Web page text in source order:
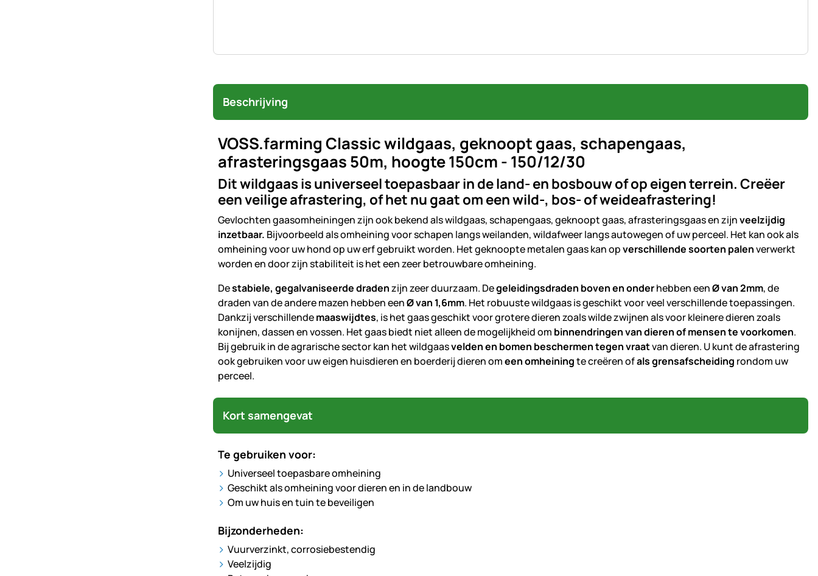
Beschrijving
VOSS.farming Classic wildgaas, geknoopt gaas, schapengaas,
afrasteringsgaas 50m, hoogte 150cm - 150/12/30
Dit wildgaas is universeel toepasbaar in de land- en bosbouw of op eigen terrein. Creëer
een veilige afrastering, of het nu gaat om een wild-, bos- of weideafrastering!
Gevlochten gaasomheiningen zijn ook bekend als wildgaas, schapengaas, geknoopt gaas, afrasteringsgaas en zijnveelzijdig
inzetbaar. Bijvoorbeeld als omheining voor schapen langs weilanden, wildafweer langs autowegen of uw perceel. Het kan ook als
omheining voor uw hond op uw erf gebruikt worden. Het geknoopte metalen gaas kan opverschillende soorten palenverwerkt
worden en door zijn stabiliteit is het een zeer betrouwbare omheining.
Destabiele, gegalvaniseerde dradenzijn zeer duurzaam. Degeleidingsdraden boven en onderhebben eenØ van 2mm, de
draden van de andere mazen hebben eenØ van 1,6mm. Het robuuste wildgaas is geschikt voor veel verschillende toepassingen.
Dankzij verschillendemaaswijdtes, is het gaas geschikt voor grotere dieren zoals wilde zwijnen als voor kleinere dieren zoals
konijnen, dassen en vossen. Het gaas biedt niet alleen de mogelijkheid om binnendringen van dieren of mensen te voorkomen.
Bij gebruik in de agrarische sector kan het wildgaasvelden en bomen beschermen tegen vraatvan dieren. U kunt de afrastering
ook gebruiken voor uw eigen huisdieren en boerderij dieren omeen omheiningte creëren ofals grensafscheiding rondom uw
perceel.
Kort samengevat
Te gebruiken voor:
Universeel toepasbare omheining
Geschikt als omheining voor dieren en in de landbouw
Om uw huis en tuin te beveiligen
Bijzonderheden:
Vuurverzinkt, corrosiebestendig
Veelzijdig